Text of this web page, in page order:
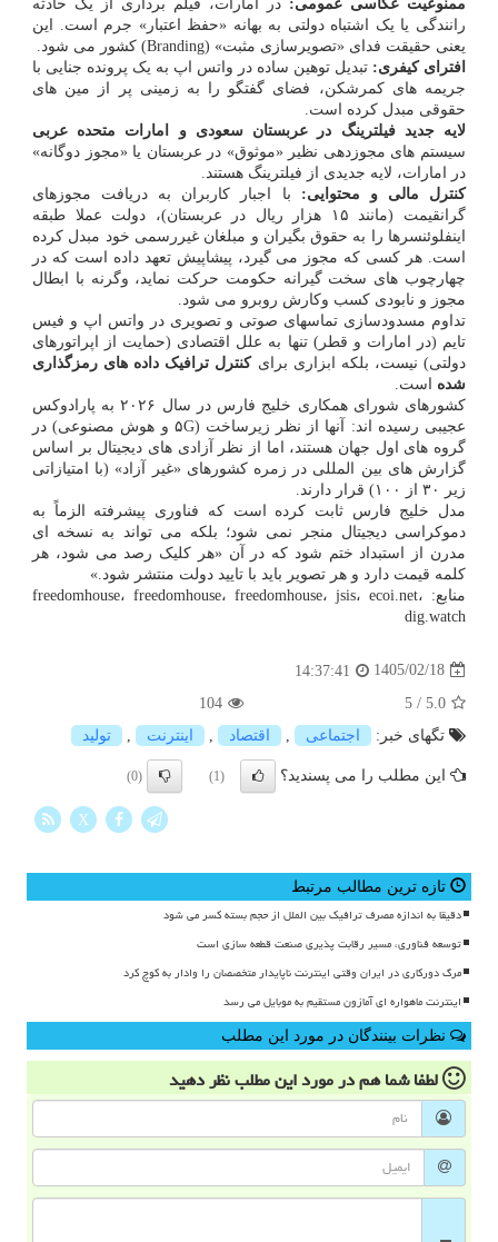
ممنوعیت عکاسی عمومی: در امارات، فیلم برداری از یک حادثه
رانندگی یا یک اشتباه دولتی به بهانه «حفظ اعتبار» جرم است. این
یعنی حقیقت فدای «تصویرسازی مثبت» (Branding) کشور می شود.
افترای کیفری: تبدیل توهین ساده در واتس اپ به یک پرونده جنایی با
جریمه های کمرشکن، فضای گفتگو را به زمینی پر از مین های
حقوقی مبدل کرده است.
لایه جدید فیلترینگ در عربستان سعودی و امارات متحده عربی
سیستم های مجوزدهی نظیر «موثوق» در عربستان یا «مجوز دوگانه»
در امارات، لایه جدیدی از فیلترینگ هستند.
کنترل مالی و محتوایی: با اجبار کاربران به دریافت مجوزهای
گرانقیمت (مانند ۱۵ هزار ریال در عربستان)، دولت عملا طبقه
اینفلوئنسرها را به حقوق بگیران و مبلغان غیررسمی خود مبدل کرده
است. هر کسی که مجوز می گیرد، پیشاپیش تعهد داده است که در
چهارچوب های سخت گیرانه حکومت حرکت نماید، وگرنه با ابطال
مجوز و نابودی کسب وکارش روبرو می شود.
تداوم مسدودسازی تماسهای صوتی و تصویری در واتس اپ و فیس
تایم (در امارات و قطر) تنها به علل اقتصادی (حمایت از اپراتورهای
دولتی) نیست، بلکه ابزاری برایکنترل ترافیک داده های رمزگذاری
شده است.
کشورهای شورای همکاری خلیج فارس در سال ۲۰۲۶ به پارادوکس
عجیبی رسیده اند: آنها از نظر زیرساخت (۵G و هوش مصنوعی) در
گروه های اول جهان هستند، اما از نظر آزادی های دیجیتال بر اساس
گزارش های بین المللی در زمره کشورهای «غیر آزاد» (با امتیازاتی
زیر ۳۰ از ۱۰۰) قرار دارند.
مدل خلیج فارس ثابت کرده است که فناوری پیشرفته الزماً به
دموکراسی دیجیتال منجر نمی شود؛ بلکه می تواند به نسخه ای
مدرن از استبداد ختم شود که در آن «هر کلیک رصد می شود، هر
کلمه قیمت دارد و هر تصویر باید با تایید دولت منتشر شود.»
منابع: freedomhouse، freedomhouse، freedomhouse، jsis، ecoi.net،
dig.watch
1405/02/18
14:37:41
5.0
/
5
104
تگهای خبر:
اجتماعی اقتصاد اینترنت تولید
این مطلب را می پسندید؟ (1)
(0)
X
تازه ترین مطالب مرتبط
دقیقا به اندازه مصرف ترافیک بین الملل از حجم بسته کسر می شود
توسعه فناوری، مسیر رقابت پذیری صنعت قطعه سازی است
مرگ دورکاری در ایران وقتی اینترنت ناپایدار متخصصان را وادار به کوچ کرد
اینترنت ماهواره ای آمازون مستقیم به موبایل می رسد
نظرات بینندگان در مورد این مطلب
لطفا شما همدر مورد این مطلبنظر دهید